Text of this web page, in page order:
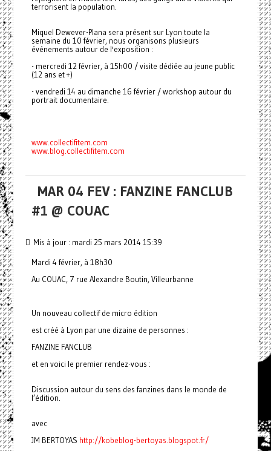
terrorisent la population.
Miquel Dewever-Plana sera présent sur Lyon toute la
semaine du 10 février, nous organisons plusieurs
événements autour de l'exposition :
- mercredi 12 février, à 15h00 / visite dédiée au jeune public
(12 ans et +)
- vendredi 14 au dimanche 16 février / workshop autour du
portrait documentaire.
www.collectifitem.com
www.blog.collectifitem.com
MAR 04 FEV : FANZINE FANCLUB
#1 @ COUAC
Mis à jour : mardi 25 mars 2014 15:39
Mardi 4 février, à 18h30
Au COUAC, 7 rue Alexandre Boutin, Villeurbanne
Un nouveau collectif de micro édition
est créé à Lyon par une dizaine de personnes :
FANZINE FANCLUB
et en voici le premier rendez-vous :
Discussion autour du sens des fanzines dans le monde de
l’édition.
avec
JM BERTOYAS http://kobeblog-bertoyas.blogspot.fr/